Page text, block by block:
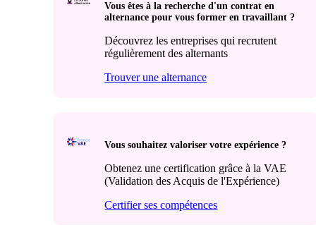
Vous êtes à la recherche d'un contrat en
alternance pour vous former en travaillant ?
Découvrez les entreprises qui recrutent
régulièrement des alternants
Trouver une alternance
Vous souhaitez valoriser votre expérience ?
Obtenez une certification grâce à la VAE
(Validation des Acquis de l'Expérience)
Certifier ses compétences